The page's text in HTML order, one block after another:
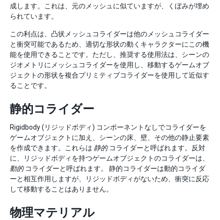
成します。これは、元のメッシュに似ていますが、くぼみが埋め
られています。
この利点は、凸状メッシュコライダーは他のメッシュコライダー
と衝突可能であるため、適切な形状の動くキャラクターにこの機
能を使用できることです。ただし、推奨する使用法は、シーンの
ジオメトリにメッシュコライダーを使用し、移動するゲームオブ
ジェクトの形状を複合プリミティブコライダーを使用して近似す
ることです。
静的コライダー
Rigidbody (リジッドボディ) コンポーネントなしでコライダーを
ゲームオブジェクトに加え、シーンの床、壁、その他の静止要素
を作成できます。これらは 静的コライダーと呼ばれます。反対
に、リジッドボディを持つゲームオブジェクトのコライダーは、
動的コライダーと呼ばれます。 静的コライダーは動的コライダ
ーと相互作用しますが、リジッドボディがないため、衝突に反応
して移動することはありません。
物理マテリアル